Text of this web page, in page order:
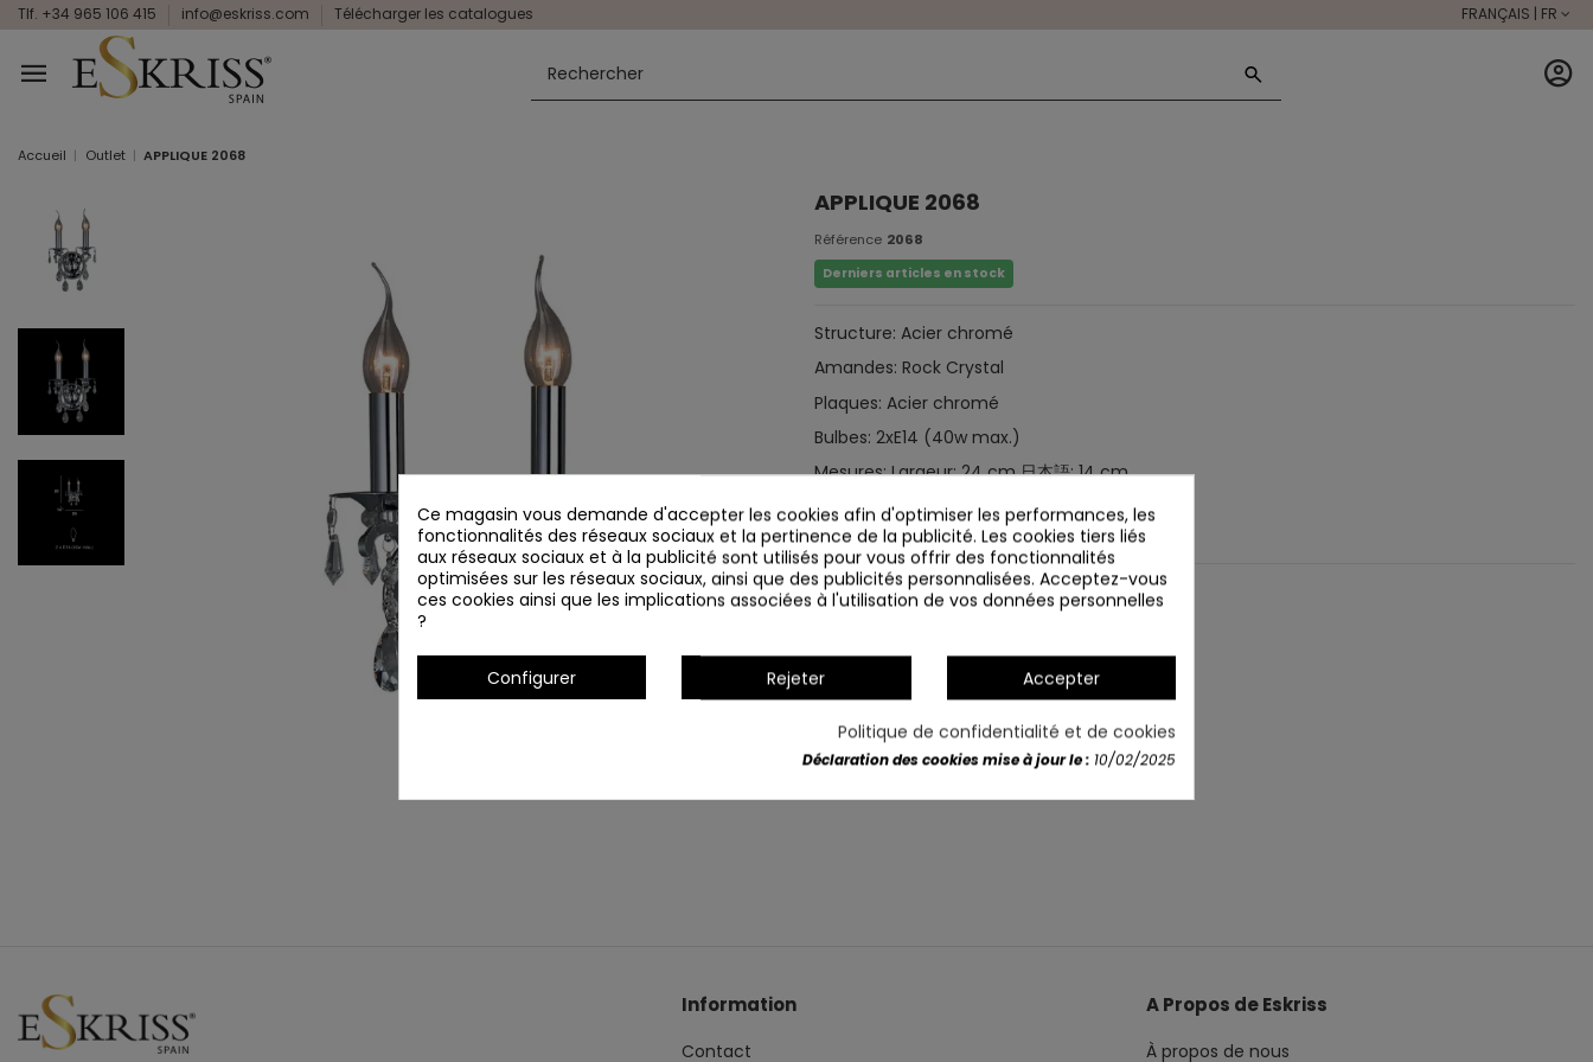
Tlf. +34 965 106 415 info@eskriss.com Télécharger les catalogues FRANÇAIS | FR
Accueil Outlet APPLIQUE 2068
APPLIQUE 2068
Référence 2068
Derniers articles en stock
Structure: Acier chromé
Amandes: Rock Crystal
Plaques: Acier chromé
Bulbes: 2xE14 (40w max.)
Mesures: Largeur: 24 cm 日本語: 14 cm
Non compris les ampoules
Détails du produit
Information
Contact
A Propos de Eskriss
À propos de nous
Ce magasin vous demande d'accepter les cookies afin d'optimiser les performances, les
fonctionnalités des réseaux sociaux et la pertinence de la publicité. Les cookies tiers liés
aux réseaux sociaux et à la publicité sont utilisés pour vous offrir des fonctionnalités
optimisées sur les réseaux sociaux, ainsi que des publicités personnalisées. Acceptez-vous
ces cookies ainsi que les implications associées à l'utilisation de vos données personnelles
?
Configurer Rejeter Accepter
Politique de confidentialité et de cookies
Déclaration des cookies mise à jour le : 10/02/2025